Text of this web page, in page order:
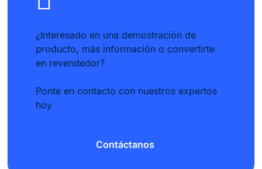
¿Interesado en una demostración de
producto, más información o convertirte
en revendedor?
Ponte en contacto con nuestros expertos
hoy
Contáctanos